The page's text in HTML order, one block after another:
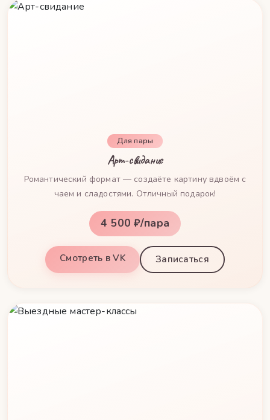
Для пары
Арт-свидание
Романтический формат — создаёте картину вдвоём с
чаем и сладостями. Отличный подарок!
4 500 ₽/пара
Смотреть в VK Записаться